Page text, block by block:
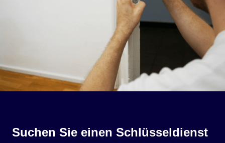
Suchen Sie einen Schlüsseldienst